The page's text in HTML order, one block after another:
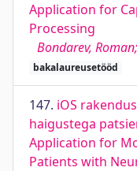
Application for
Processing
Bondarev,
bakalaureusetööd
147. iOS
haigustega
Application for
Patients with